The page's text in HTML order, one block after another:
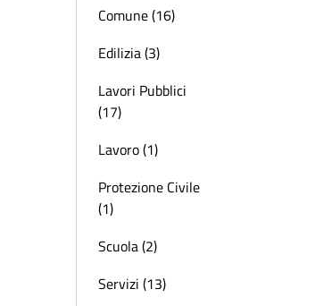
Comune (16)
Edilizia (3)
Lavori Pubblici
(17)
Lavoro (1)
Protezione Civile
(1)
Scuola (2)
Servizi (13)